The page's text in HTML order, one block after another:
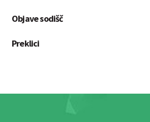
Objave sodišč
Preklici